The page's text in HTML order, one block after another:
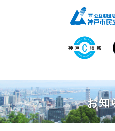
お知